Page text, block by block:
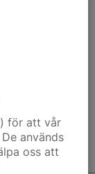
för att vår
används
oss att